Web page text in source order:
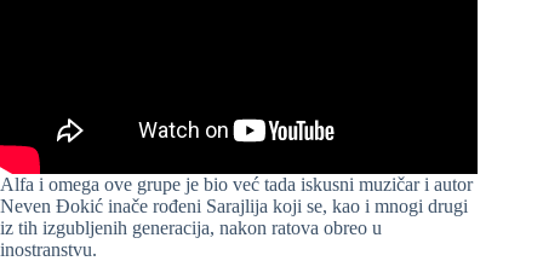
Alfa i omega ove grupe je bio već tada iskusni muzičar i autor
Neven Đokić inače rođeni Sarajlija koji se, kao i mnogi drugi
iz tih izgubljenih generacija, nakon ratova obreo u
inostranstvu.